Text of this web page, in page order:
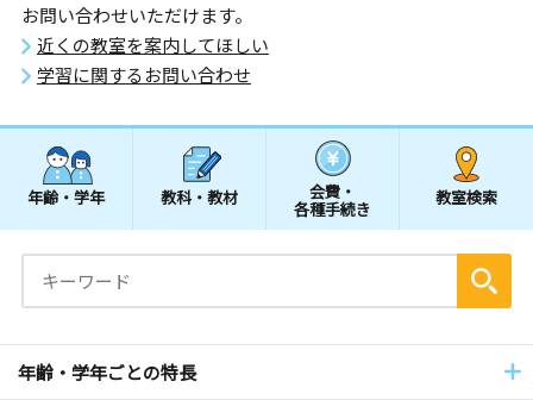
お問い合わせいただけます。
近くの教室を案内してほしい
学習に関するお問い合わせ
年齢・学年 教科・教材 会費・
各種手続き
教室検索
年齢・学年ごとの特長